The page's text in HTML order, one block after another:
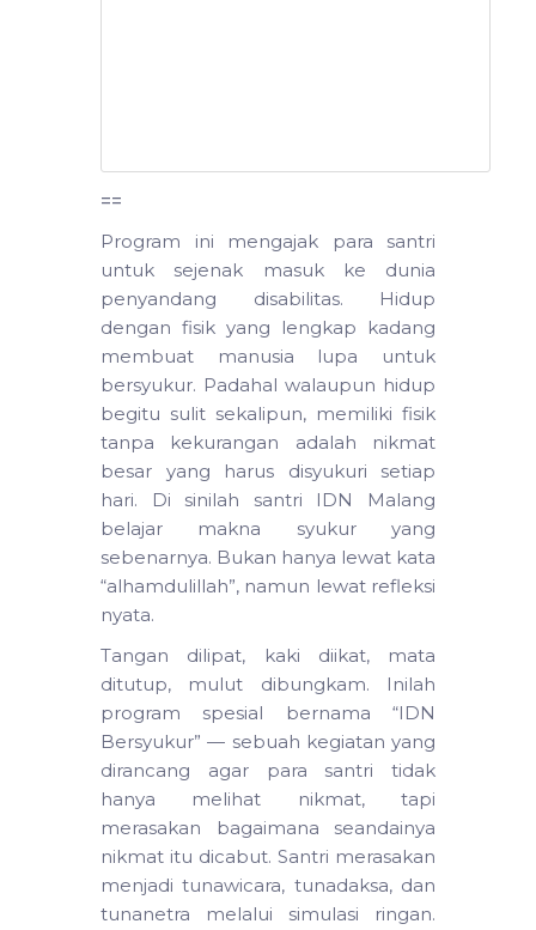
==
Program ini mengajak para santri
untuk sejenak masuk ke dunia
penyandang disabilitas. Hidup
dengan fisik yang lengkap kadang
membuat manusia lupa untuk
bersyukur. Padahal walaupun hidup
begitu sulit sekalipun, memiliki fisik
tanpa kekurangan adalah nikmat
besar yang harus disyukuri setiap
hari. Di sinilah santri IDN Malang
belajar makna syukur yang
sebenarnya. Bukan hanya lewat kata
“alhamdulillah”, namun lewat refleksi
nyata.
Tangan dilipat, kaki diikat, mata
ditutup, mulut dibungkam. Inilah
program spesial bernama “IDN
Bersyukur” — sebuah kegiatan yang
dirancang agar para santri tidak
hanya melihat nikmat, tapi
merasakan bagaimana seandainya
nikmat itu dicabut. Santri merasakan
menjadi tunawicara, tunadaksa, dan
tunanetra melalui simulasi ringan.